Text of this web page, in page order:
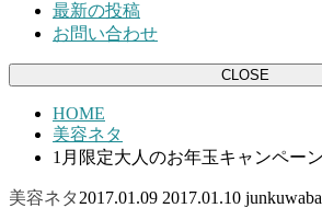
最新の投稿
お問い合わせ
CLOSE
HOME
美容ネタ
1月限定大人のお年玉キャンペー
美容ネタ 2017.01.09 2017.01.10